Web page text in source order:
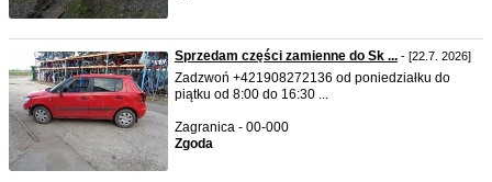
Sprzedam części zamienne do Sk ... - [22.7. 2026]
Zadzwoń +421908272136 od poniedziałku do
piątku od 8:00 do 16:30 ...
Zagranica - 00-000
Zgoda